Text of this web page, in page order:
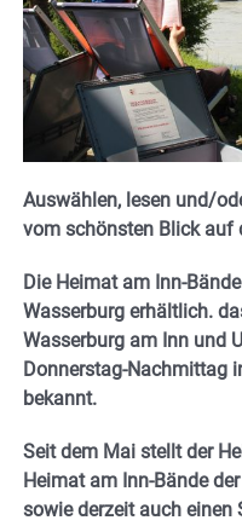
Auswählen, lesen und/
vom schönsten Blick auf
Die Heimat am Inn-
Wasserburg erhältlich.
Wasserburg am Inn und
Donnerstag-Nachmittag
bekannt.
Seit dem Mai stellt der
Heimat am Inn-Bände
sowie derzeit auch einen